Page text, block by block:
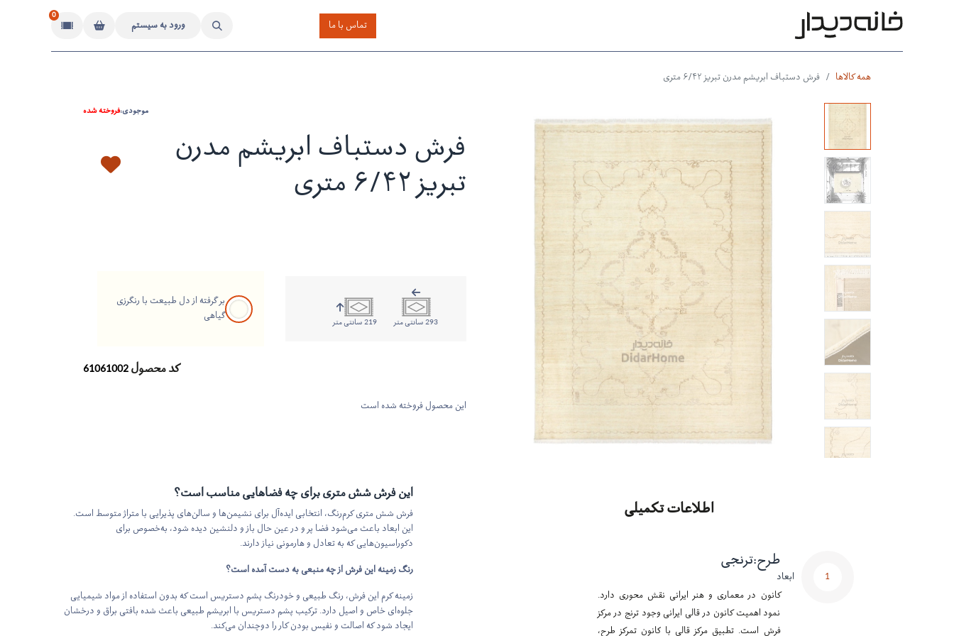
تماس با ما ورود به سیستم
0
همه کالاها فرش دستباف ابریشم مدرن تبریز ۶/۴۲ متری
موجودی:فروخته شده
فرش دستباف ابریشم مدرن
تبریز ۶/۴۲ متری
293 سانتی متر 219 سانتی متر
بر گرفته از دل طبیعت با رنگرزی
گیاهی
کد محصول61061002
این محصول فروخته شده است
این فرش شش متری برای چه فضاهایی مناسب است؟
فرش شش متری کرم‌رنگ، انتخابی ایده‌آل برای نشیمن‌ها و سالن‌های پذیرایی با متراژ متوسط است.
این ابعاد باعث می‌شود فضا پر و در عین حال باز و دلنشین دیده شود، به‌خصوص برای
دکوراسیون‌هایی که به تعادل و هارمونی نیاز دارند.
رنگ زمینه این فرش از چه منبعی به دست آمده است؟
زمینه کرم این فرش، رنگ طبیعی و خودرنگ پشم دستریس است که بدون استفاده از مواد شیمیایی
جلوه‌ای خاص و اصیل دارد. ترکیب پشم دستریس با ابریشم طبیعی باعث شده بافتی براق و درخشان
ایجاد شود که اصالت و نفیس بودن کار را دوچندان می‌کند.
اطلاعات تکمیلی
1 ابعاد
طرح:ترنجی
کانون در معماری و هنر ایرانی نقش محوری دارد.
نمود اهمیت کانون در قالی ایرانی وجود ترنج در مرکز
فرش است. تطبیق مرکز قالی با کانون تمرکز طرح،